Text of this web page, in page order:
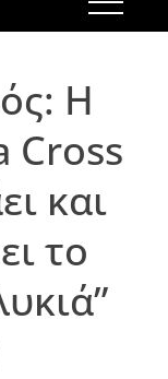
Η
Cross
και
το